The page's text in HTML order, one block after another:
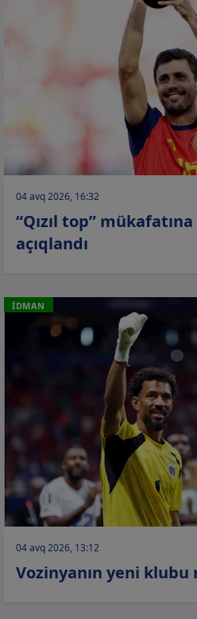
04 avq 2026, 16:32
“Qızıl top”
açıqlandı
İDMAN
04 avq 2026, 13:12
Vozinyanın yeni